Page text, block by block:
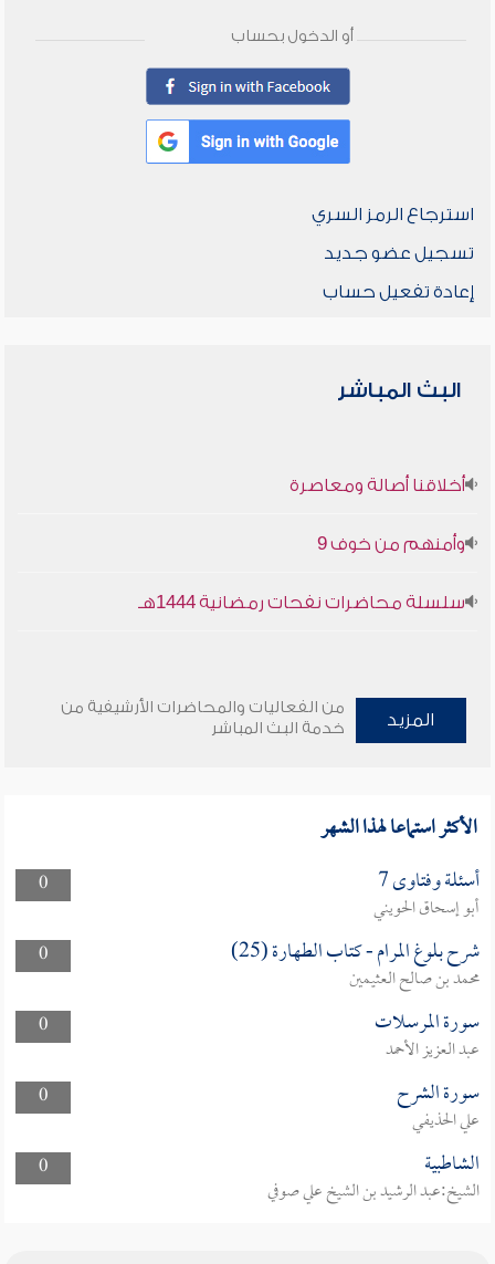
أو الدخول بحساب
استرجاع الرمز السري
تسجيل عضو جديد
إعادة تفعيل حساب
البث المباشر
أخلاقنا أصالة ومعاصرة
وأمنهم من خوف 9
سلسلة محاضرات نفحات رمضانية 1444هـ
المزيد
من الفعاليات والمحاضرات الأرشيفية من
خدمة البث المباشر
الأكثر استماعا لهذا الشهر
0 أسئلة وفتاوى 7
أبو إسحاق الحويني
0
شرح بلوغ المرام - كتاب الطهارة (25)
محمد بن صالح العثيمين
0
سورة المرسلات
عبد العزيز الأحمد
0
سورة الشرح
علي الحذيفي
0
الشاطبية
الشيخ:عبد الرشيد بن الشيخ علي صوفي